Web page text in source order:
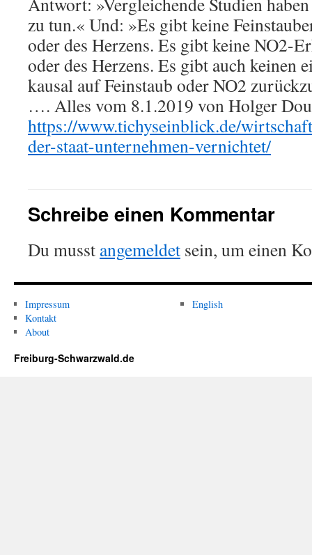
zu tun.« Und: »Es gibt keine
oder des Herzens. Es gibt keine NO2-
oder des Herzens. Es gibt auch keinen
kausal auf Feinstaub oder NO2
…. Alles vom 8.1.2019 von Holger
https://www.tichyseinblick.de/
der-staat-unternehmen-vernichtet/
Schreibe einen Kommentar
Du musst angemeldet sein, um einen
Impressum
Kontakt
About
English
Freiburg-Schwarzwald.de